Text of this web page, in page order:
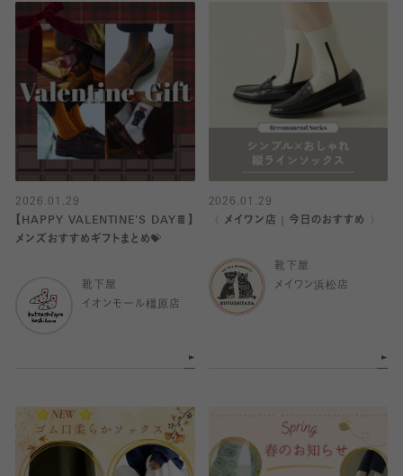
2026.01.29
【HAPPY VALENTINE'S DAY🍫】
メンズおすすめギフトまとめ💝
靴下屋
イオンモール橿原店
2026.01.29
〈 メイワン店｜今日のおすすめ 〉
靴下屋
メイワン浜松店